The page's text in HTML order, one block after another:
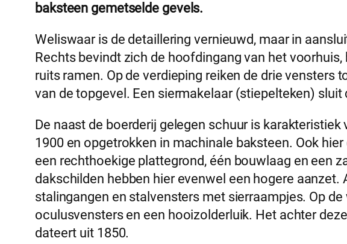
baksteen gemetselde gevels.
Weliswaar is de detaillering vernieuwd, maar in
Rechts bevindt zich de hoofdingang van het
ruits ramen. Op de verdieping reiken de drie vensters
van de topgevel. Een siermakelaar (stiepelteken) sluit
De naast de boerderij gelegen schuur is
1900 en opgetrokken in machinale baksteen. Ook
een rechthoekige plattegrond, één bouwlaag en een
dakschilden hebben hier evenwel een hogere aanzet.
stalingangen en stalvensters met sierraampjes. Op
oculusvensters en een hooizolderluik. Het achter
dateert uit 1850.